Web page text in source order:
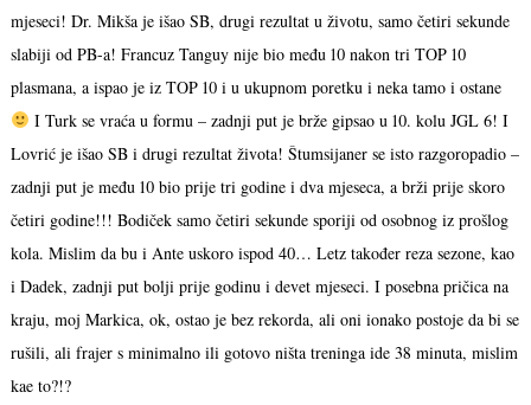
mjeseci! Dr. Mikša je išao SB, drugi rezultat u životu, samo četiri sekunde
slabiji od PB-a! Francuz Tanguy nije bio među 10 nakon tri TOP 10
plasmana, a ispao je iz TOP 10 i u ukupnom poretku i neka tamo i ostane
I Turk se vraća u formu – zadnji put je brže gipsao u 10. kolu JGL 6! I
Lovrić je išao SB i drugi rezultat života! Štumsijaner se isto razgoropadio –
zadnji put je među 10 bio prije tri godine i dva mjeseca, a brži prije skoro
četiri godine!!! Bodiček samo četiri sekunde sporiji od osobnog iz prošlog
kola. Mislim da bu i Ante uskoro ispod 40… Letz također reza sezone, kao
i Dadek, zadnji put bolji prije godinu i devet mjeseci. I posebna pričica na
kraju, moj Markica, ok, ostao je bez rekorda, ali oni ionako postoje da bi se
rušili, ali frajer s minimalno ili gotovo ništa treninga ide 38 minuta, mislim
kae to?!?